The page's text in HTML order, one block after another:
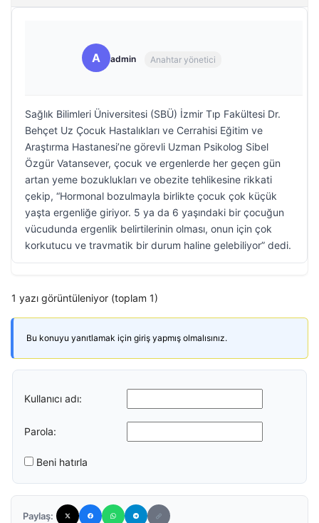
A admin Anahtar yönetici
Sağlık Bilimleri Üniversitesi (SBÜ) İzmir Tıp Fakültesi Dr.
Behçet Uz Çocuk Hastalıkları ve Cerrahisi Eğitim ve
Araştırma Hastanesi’ne görevli Uzman Psikolog Sibel
Özgür Vatansever, çocuk ve ergenlerde her geçen gün
artan yeme bozuklukları ve obezite tehlikesine rikkati
çekip, “Hormonal bozulmayla birlikte çocuk çok küçük
yaşta ergenliğe giriyor. 5 ya da 6 yaşındaki bir çocuğun
vücudunda ergenlik belirtilerinin olması, onun için çok
korkutucu ve travmatik bir durum haline gelebiliyor” dedi.
1 yazı görüntüleniyor (toplam 1)
Bu konuyu yanıtlamak için giriş yapmış olmalısınız.
Kullanıcı adı:
Parola:
Beni hatırla
Paylaş: